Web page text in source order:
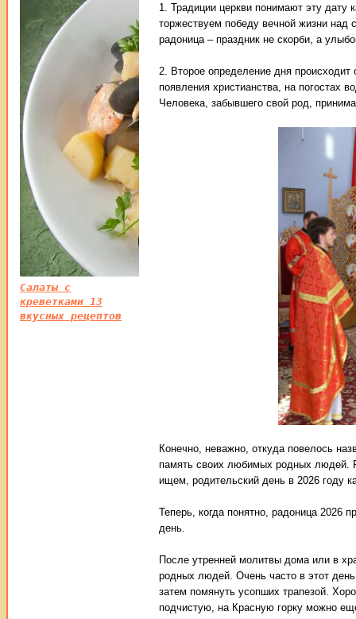
1. Традиции церкви понимают эту дату
торжествуем победу вечной жизни
радоница – праздник не скорби, а
2. Второе определение дня
появления христианства, на погостах
Человека, забывшего свой род,
Конечно, неважно, откуда повелось
память своих любимых родных людей.
ищем, родительский день в 2026 году
Теперь, когда понятно, радоница 2026
день.
После утренней молитвы дома или в
родных людей. Очень часто в этот
затем помянуть усопших трапезой.
подчистую, на Красную горку можно
Салаты с
креветками 13
вкусных рецептов